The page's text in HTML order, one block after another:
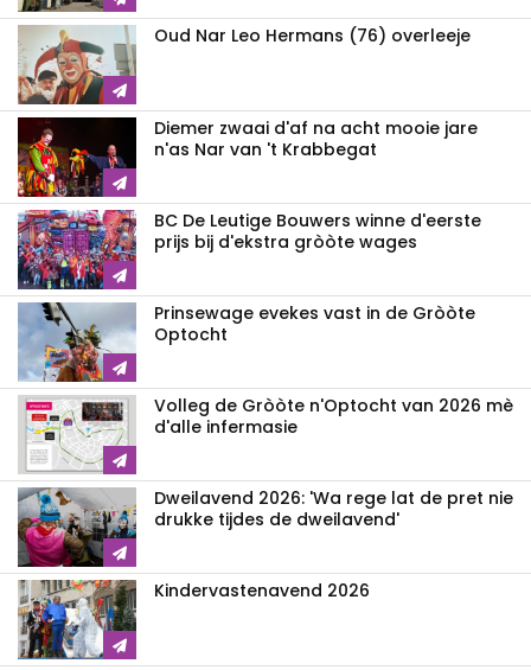
Oud Nar Leo Hermans (76) overleeje
Diemer zwaai d'af na acht mooie jare
n'as Nar van 't Krabbegat
BC De Leutige Bouwers winne d'eerste
prijs bij d'ekstra gròòte wages
Prinsewage evekes vast in de Gròòte
Optocht
Volleg de Gròòte n'Optocht van 2026 mè
d'alle infermasie
Dweilavend 2026: 'Wa rege lat de pret nie
drukke tijdes de dweilavend'
Kindervastenavend 2026